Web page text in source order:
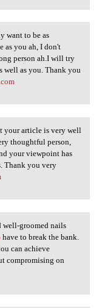
want to be as
as you ah, I don't
person ah.I will try
well as you. Thank you
that
your article is very well
thoughtful person,
your viewpoint has
Thank you very
and
groomed nails
have to break the bank.
can achieve
compromising on